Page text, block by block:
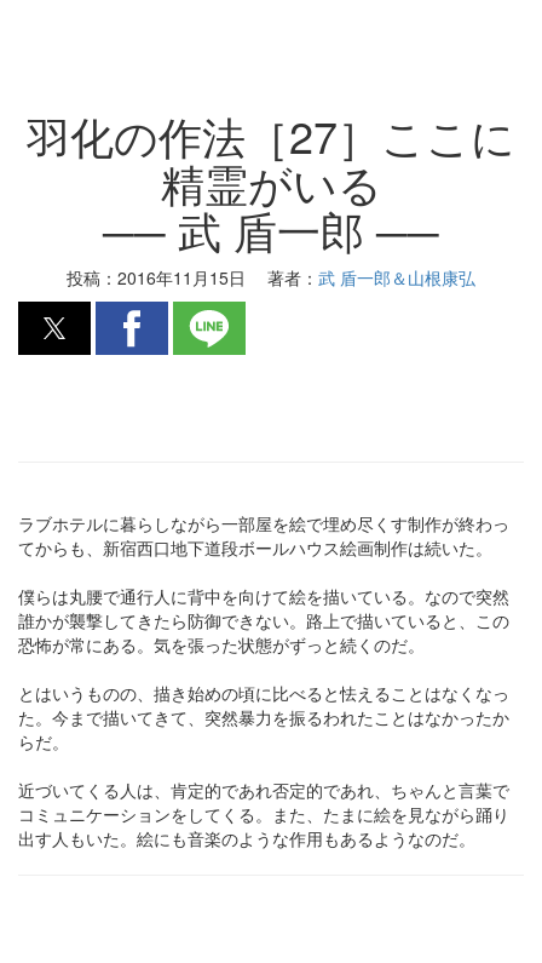
羽化の作法［27］ここに
精霊がいる
── 武 盾一郎 ──
投稿： 2016年11月15日 著者： 武 盾一郎＆山根康弘
ラブホテルに暮らしながら一部屋を絵で埋め尽くす制作が終わっ
てからも、新宿西口地下道段ボールハウス絵画制作は続いた。
僕らは丸腰で通行人に背中を向けて絵を描いている。なので突然
誰かが襲撃してきたら防御できない。路上で描いていると、この
恐怖が常にある。気を張った状態がずっと続くのだ。
とはいうものの、描き始めの頃に比べると怯えることはなくなっ
た。今まで描いてきて、突然暴力を振るわれたことはなかったか
らだ。
近づいてくる人は、肯定的であれ否定的であれ、ちゃんと言葉で
コミュニケーションをしてくる。また、たまに絵を見ながら踊り
出す人もいた。絵にも音楽のような作用もあるようなのだ。